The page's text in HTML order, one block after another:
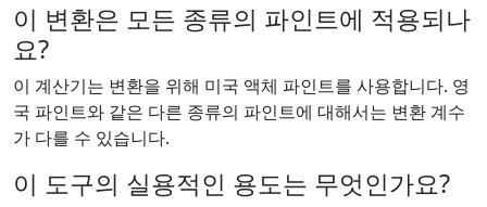
이 변환은 모든 종류의 파인트에 적용되나
요?
이 계산기는 변환을 위해 미국 액체 파인트를 사용합니다. 영
국 파인트와 같은 다른 종류의 파인트에 대해서는 변환 계수
가 다를 수 있습니다.
이 도구의 실용적인 용도는 무엇인가요?